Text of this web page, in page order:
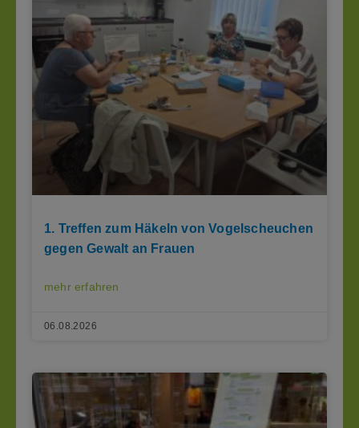
1. Treffen zum Häkeln von Vogelscheuchen
gegen Gewalt an Frauen
mehr erfahren
06.08.2026